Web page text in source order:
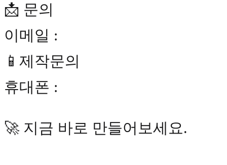
📩 문의
이메일 :
📱제작문의
휴대폰 :
🚀 지금 바로 만들어보세요.